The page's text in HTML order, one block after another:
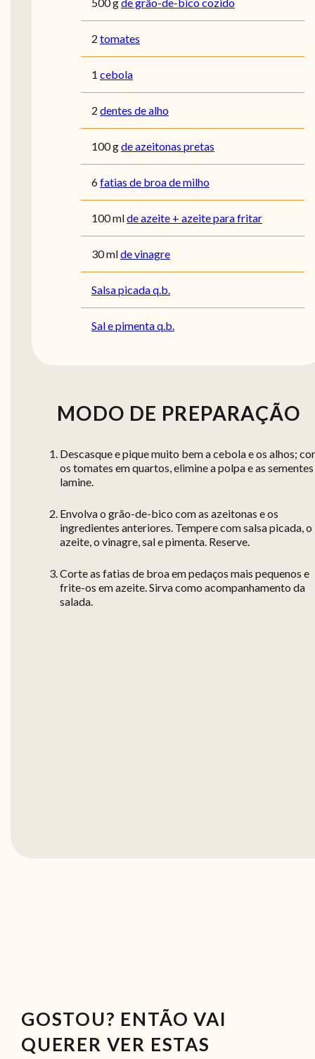
2 tomates
1 cebola
2 dentes de alho
100gde azeitonas pretas
6fatias de broa de milho
100mlde azeite + azeite para fritar
30mlde vinagre
Salsa picada q.b.
Sal e pimenta q.b.
MODO DE PREPARAÇÃO
Descasque e pique muito bem a cebola e os alhos;
os tomates em quartos, elimine a polpa e as sementes
lamine.
Envolva o grão-de-bico com as azeitonas e os
ingredientes anteriores. Tempere com salsa picada, o
azeite, o vinagre, sal e pimenta. Reserve.
Corte as fatias de broa em pedaços mais pequenos e
frite-os em azeite. Sirva como acompanhamento da
salada.
GOSTOU? ENTÃO VAI
QUERER VER ESTAS